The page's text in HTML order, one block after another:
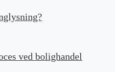
ved bolighandel